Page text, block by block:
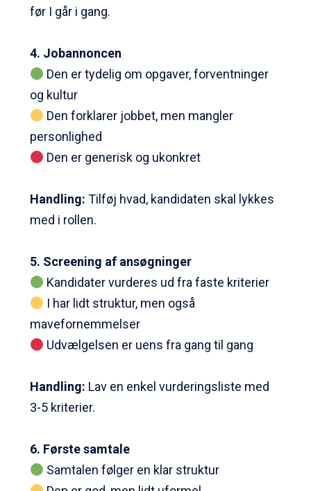
før I går i gang.
4. Jobannoncen
Den er tydelig om opgaver, forventninger
og kultur
Den forklarer jobbet, men mangler
personlighed
Den er generisk og ukonkret
Handling: Tilføj hvad, kandidaten skal lykkes
med i rollen.
5. Screening af ansøgninger
Kandidater vurderes ud fra faste kriterier
I har lidt struktur, men også
mavefornemmelser
Udvælgelsen er uens fra gang til gang
Handling: Lav en enkel vurderingsliste med
3-5 kriterier.
6. Første samtale
Samtalen følger en klar struktur